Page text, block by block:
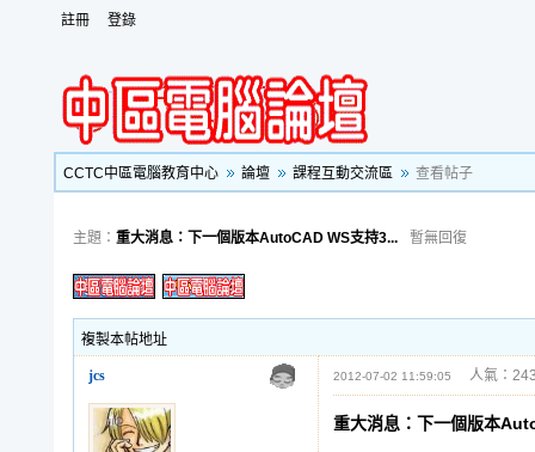
註冊 登錄
CCTC中區電腦教育中心 論壇 課程互動交流區 查看帖子
主題： 重大消息：下一個版本AutoCAD WS支持3... 暫無回復
複製本帖地址
jcs 2012-07-02 11:59:05 人氣：
重大消息：下一個版本